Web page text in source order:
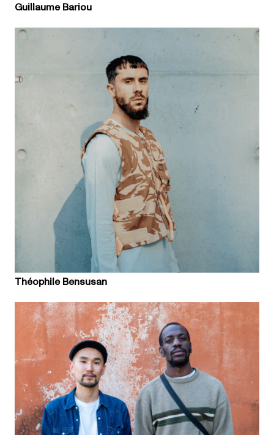
Guillaume Bariou
Théophile Bensusan